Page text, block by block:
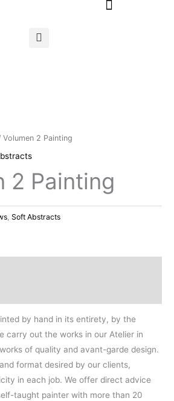
Volumen 2 Painting
2 Painting
Soft Abstracts
by hand in its entirety, by the
carry out the works in our Atelier in
of quality and avant-garde design.
format desired by our clients,
in each job. We offer direct advice
taught painter with more than 20